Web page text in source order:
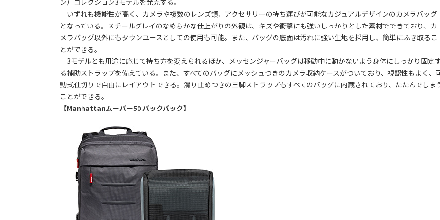
ン）コレクション3モデルを発売する。
いずれも機能性が高く、カメラや複数のレンズ類、アクセサリーの持ち運びが可能なカジュアルデザインのカメラバッグ
となっている。スチールグレイのなめらかな仕上がりの外観は、キズや衝撃にも強いしっかりとした素材でできており、カ
メラバッグ以外にもタウンユースとしての使用も可能。また、バッグの底面は汚れに強い生地を採用し、簡単にふき取るこ
とができる。
3モデルとも用途に応じて持ち方を変えられるほか、メッセンジャーバッグは移動中に動かないよう身体にしっかり固定
る補助ストラップを備えている。また、すべてのバッグにメッシュつきのカメラ収納ケースがついており、視認性もよく、
動式仕切りで自由にレイアウトできる。滑り止めつきの三脚ストラップもすべてのバッグに内蔵されており、たたんでしま
ことができる。
【Manhattanムーバー50 バックパック】